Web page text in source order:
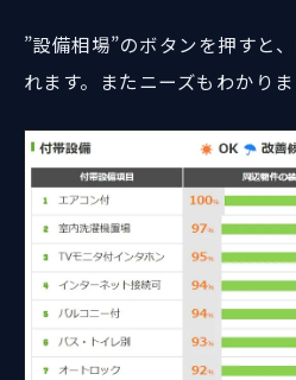
”設備相場”のボタンを押すと
れます。またニーズもわかりま